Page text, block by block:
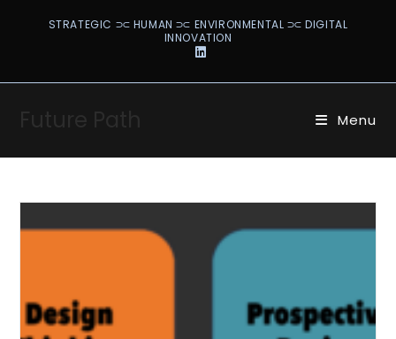
STRATEGIC ⫗ HUMAN ⫗ ENVIRONMENTAL ⫗ DIGITAL
INNOVATION
Menu